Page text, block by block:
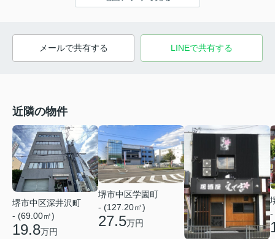
メールで共有する LINEで共有する
近隣の物件
堺市中区深井沢町
- (69.00㎡)
19.8万円
堺市中区学園町
- (127.20㎡)
27.5万円
-